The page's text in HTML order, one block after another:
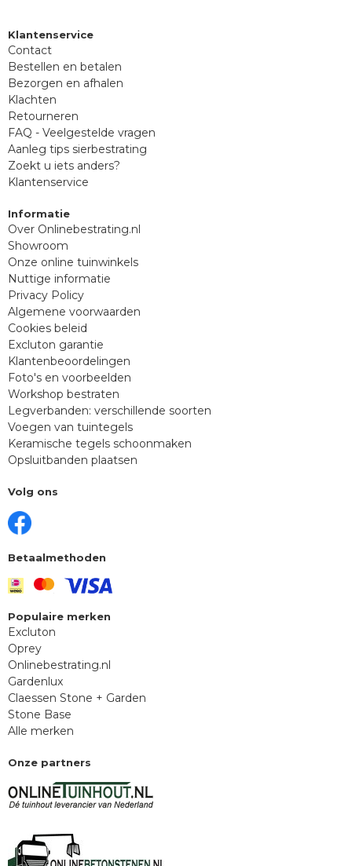
Klantenservice
Contact
Bestellen en betalen
Bezorgen en afhalen
Klachten
Retourneren
FAQ - Veelgestelde vragen
Aanleg tips sierbestrating
Zoekt u iets anders?
Klantenservice
Informatie
Over Onlinebestrating.nl
Showroom
Onze online tuinwinkels
Nuttige informatie
Privacy Policy
Algemene voorwaarden
Cookies beleid
Excluton garantie
Klantenbeoordelingen
Foto's en voorbeelden
Workshop bestraten
Legverbanden: verschillende soorten
Voegen van tuintegels
Keramische tegels schoonmaken
Opsluitbanden plaatsen
Volg ons
Betaalmethoden
Populaire merken
Excluton
Oprey
Onlinebestrating.nl
Gardenlux
Claessen Stone + Garden
Stone Base
Alle merken
Onze partners